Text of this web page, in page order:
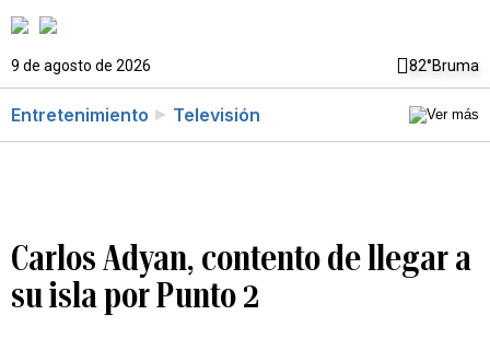
9 de agosto de 2026 82°Bruma
Entretenimiento Televisión
Carlos Adyan, contento de llegar a
su isla por Punto 2